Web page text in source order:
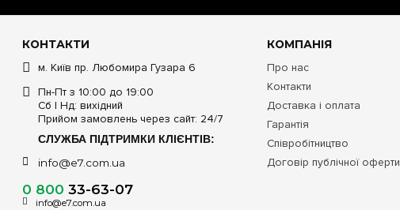
КОНТАКТИ
м. Київ пр. Любомира Гузара 6
Пн-Пт з 10:00 до 19:00
Сб | Нд: вихідний
Прийом замовлень через сайт: 24/7
СЛУЖБА ПІДТРИМКИ КЛІЄНТІВ:
info@e7.com.ua
0 800 33-63-07
info@e7.com.ua
КОМПАНІЯ
Про нас
Контакти
Доставка і оплата
Гарантія
Співробітництво
Договір публічної оферти